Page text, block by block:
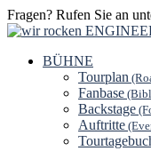
Fragen? Rufen Sie an
BÜHNE
Tourplan
Fanbase
Backstage
Auftritte